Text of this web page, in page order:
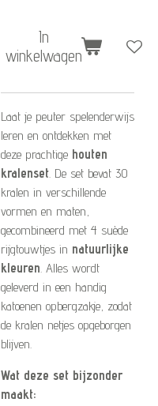
In
winkelwagen
Laat je peuter spelenderwijs
leren en ontdekken met
deze prachtige houten
kralenset . De set bevat 30
kralen in verschillende
vormen en maten,
gecombineerd met 4 suède
rijgtouwtjes in natuurlijke
kleuren . Alles wordt
geleverd in een handig
katoenen opbergzakje, zodat
de kralen netjes opgeborgen
blijven.
Wat deze set bijzonder
maakt: